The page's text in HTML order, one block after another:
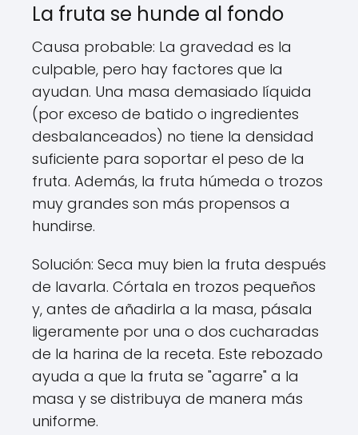
La fruta se hunde al fondo
Causa probable: La gravedad es la
culpable, pero hay factores que la
ayudan. Una masa demasiado líquida
(por exceso de batido o ingredientes
desbalanceados) no tiene la densidad
suficiente para soportar el peso de la
fruta. Además, la fruta húmeda o trozos
muy grandes son más propensos a
hundirse.
Solución: Seca muy bien la fruta después
de lavarla. Córtala en trozos pequeños
y, antes de añadirla a la masa, pásala
ligeramente por una o dos cucharadas
de la harina de la receta. Este rebozado
ayuda a que la fruta se "agarre" a la
masa y se distribuya de manera más
uniforme.